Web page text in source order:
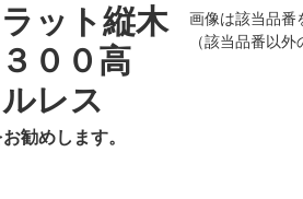
ット縦木
００高
レス
勧めします。
画像は該当品番
（該当品番以